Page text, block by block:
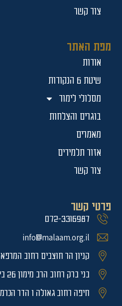
מפת האתר
אודות
שיטת 6 הנקודות
מסלולי לימוד
בוגרים והצלחות
מאמרים
אזור תלמידים
צור קשר
צור קשר
פרטי קשר
072-3316987
info@malaam.org.il
קניון הר חוצבים רחוב המרפא 1 הר חוצבים
בני ברק רחוב הרב מימון 26 בית הכנסת "משואות"
חיפה רחוב גאולה 1 הדר הכרמל ישיבת "תפארת ישראל"